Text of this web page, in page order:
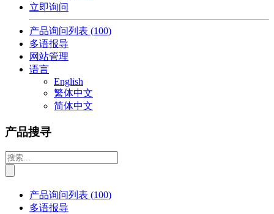
立即询问
产品询问列表 (100)
多语报导
网站管理
语言
English
繁体中文
简体中文
产品搜寻
产品询问列表 (100)
多语报导